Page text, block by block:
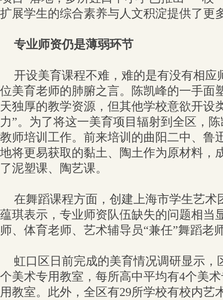
扩展学生的综合素养与人文积淀提供了更
专业师资仍是薄弱环节
开设美育课程不难，难的是有没有相应
位美育老师的肺腑之言。陈凯峰的一手面
天独厚的教学资源，但其他学校意欲开设
力”。为了将这一美育项目辐射到全区，
教师培训工作。前来培训的曲阳二中、鲁
地将更易获取的黏土、陶土作为原材料，
了泥塑课、陶艺课。
在舞蹈课程方面，创建上海市学生艺术
蕴琪表示，专业师资队伍缺失的问题相当
师、体育老师、艺术辅导员“兼任”舞蹈老
虹口区日前完成的美育情况调研显示，
个美术专用教室，每所高中平均有4个美
用教室。此外，全区有29所学校有校内艺